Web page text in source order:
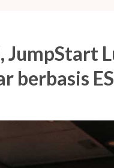
JumpStart
berbasis